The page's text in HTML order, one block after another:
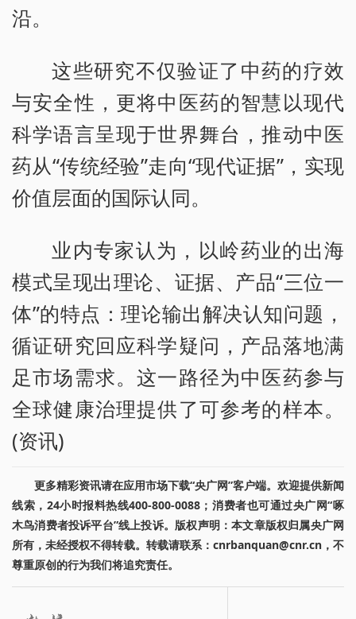
沿。
这些研究不仅验证了中药的疗效
与安全性，更将中医药的智慧以现代
科学语言呈现于世界舞台，推动中医
药从“传统经验”走向“现代证据”，实现
价值层面的国际认同。
业内专家认为，以岭药业的出海
模式呈现出理论、证据、产品“三位一
体”的特点：理论输出解决认知问题，
循证研究回应科学疑问，产品落地满
足市场需求。这一路径为中医药参与
全球健康治理提供了可参考的样本。
(资讯)
更多精彩资讯请在应用市场下载“央广网”客户端。欢迎提供新闻
线索，24小时报料热线400-800-0088；消费者也可通过央广网“啄
木鸟消费者投诉平台”线上投诉。版权声明：本文章版权归属央广网
所有，未经授权不得转载。转载请联系：cnrbanquan@cnr.cn，不
尊重原创的行为我们将追究责任。